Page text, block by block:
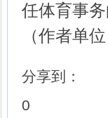
任体育事
（作者单
分享到：
0